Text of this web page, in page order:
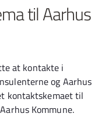
til Aarhus
at kontakte i
og Aarhus
kontaktskemaet til
Kommune.